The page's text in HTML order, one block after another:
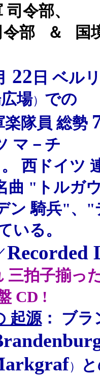
令部、
令部
＆
国
22 日 ベル
場） での
隊員 総勢
マ－チ
西ドイツ
曲 "トルガ
ン 騎兵"、
いる。
Recorded
三拍子揃っ
CD !
起源： ブラ
）